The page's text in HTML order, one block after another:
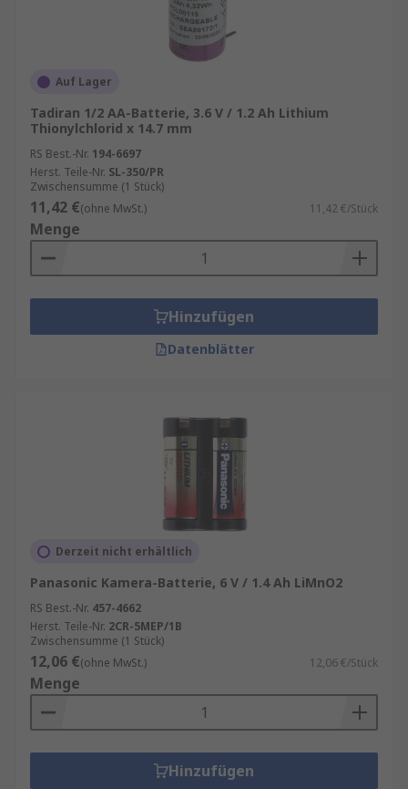
Auf Lager
Tadiran 1/2 AA-Batterie, 3.6 V / 1.2 Ah Lithium
Thionylchlorid x 14.7 mm
RS Best.-Nr. 194-6697
Herst. Teile-Nr. SL-350/PR
Zwischensumme (1 Stück)
11,42 €(ohne MwSt.) 11,42 €/Stück
Menge
Hinzufügen
Datenblätter
Derzeit nicht erhältlich
Panasonic Kamera-Batterie, 6 V / 1.4 Ah LiMnO2
RS Best.-Nr. 457-4662
Herst. Teile-Nr. 2CR-5MEP/1B
Zwischensumme (1 Stück)
12,06 €(ohne MwSt.) 12,06 €/Stück
Menge
Hinzufügen